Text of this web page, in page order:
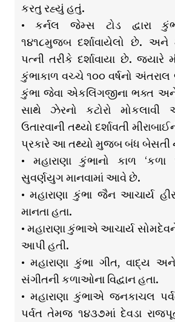
કરતુ રહ્યું હતું.
• કર્નલ જેમ્સ ટોડ દ્વારા
૧૪૧૮મુજબ દર્શાવાયેલો છે. અને
પત્ની તરીકે દર્શાવાયા છે. જ્યારે
કુંભાકાળ વચ્ચે ૧૦૦ વર્ષનો અંતરાલ
કુંભા જેવા એકલિંગજીના ભક્ત અને
સાથે ઝેરનો કટોરો
ઉતારવાની તથ્યો દર્શાવતી
પ્રકારે આ તથ્યો મુજબ બંધ બેસતી
• મહારાણા કુંભાનો કાળ ‘કળા
સુવર્ણયુગ માનવામાં આવે છે.
• મહારાણા કુંભા જૈન આચાર્ય
માનતા હતા.
• મહારાણા કુંભાએ આચાર્ય
આપી હતી.
• મહારાણા કુંભા ગીત, વાદ્ય
સંગીતની કળાઓના વિદ્વાન હતા.
• મહારાણા કુંભાએ જનકાચલ
પર્વત તેમજ ૧૪૩૭માં દેવડા